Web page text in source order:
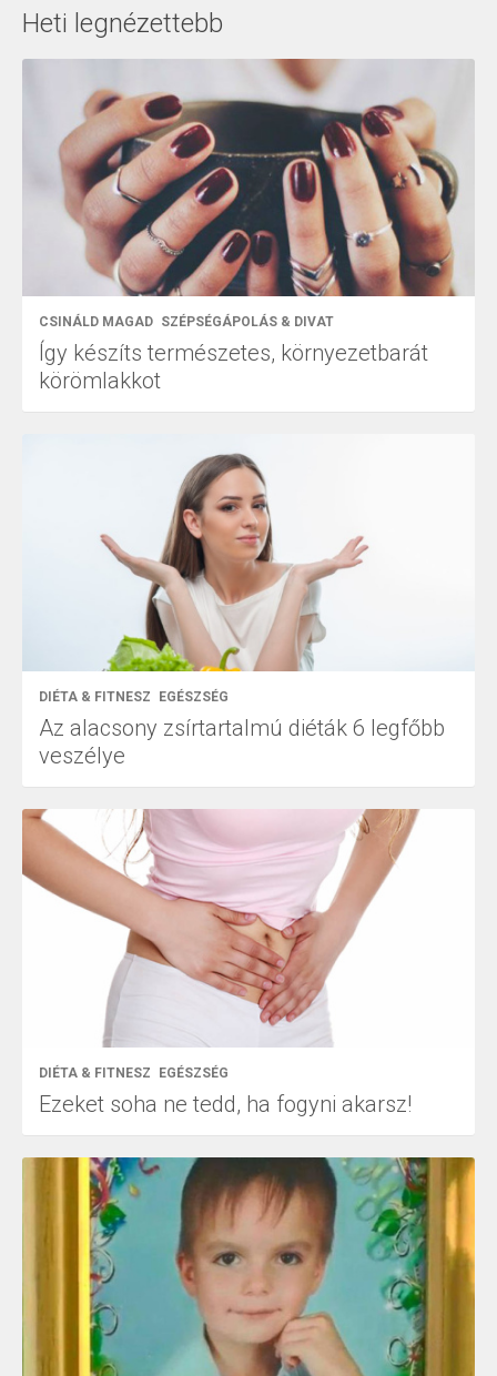
Heti legnézettebb
CSINÁLD MAGAD SZÉPSÉGÁPOLÁS & DIVAT
Így készíts természetes, környezetbarát
körömlakkot
DIÉTA & FITNESZ EGÉSZSÉG
Az alacsony zsírtartalmú diéták 6 legfőbb
veszélye
DIÉTA & FITNESZ EGÉSZSÉG
Ezeket soha ne tedd, ha fogyni akarsz!